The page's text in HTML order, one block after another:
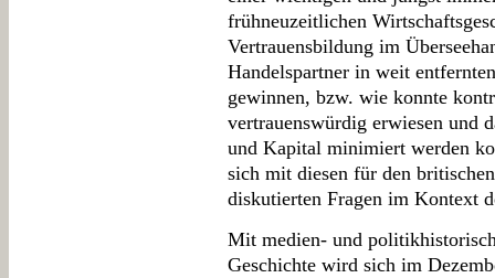
frühneuzeitlichen
Vertrauensbildung im
Handelspartner in weit
gewinnen, bzw. wie konnte
vertrauenswürdig erwiesen und
und Kapital minimiert werden
sich mit diesen für den
diskutierten Fragen im Kontext
Mit medien- und
Geschichte wird sich im